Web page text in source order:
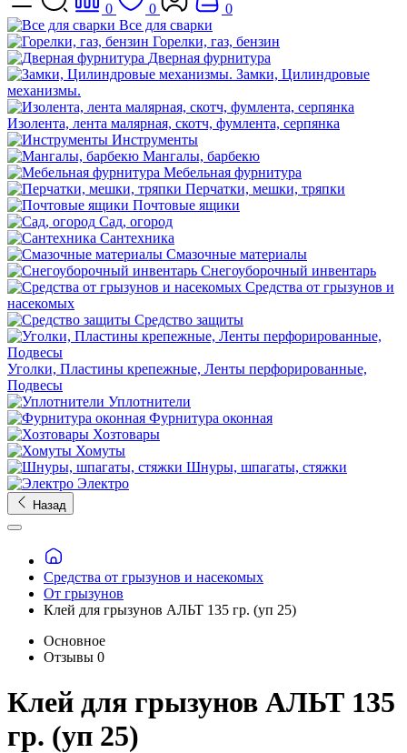
0 0
0
Все для сварки
Горелки, газ, бензин
Дверная фурнитура
Замки, Цилиндровые
механизмы.
Изолента, лента малярная, скотч, фумлента, серпянка
Инструменты
Мангалы, барбекю
Мебельная фурнитура
Перчатки, мешки, тряпки
Почтовые ящики
Сад, огород
Сантехника
Смазочные материалы
Снегоуборочный инвентарь
Средства от грызунов и
насекомых
Средство защиты
Уголки, Пластины крепежные, Ленты перфорированные,
Подвесы
Уплотнители
Фурнитура оконная
Хозтовары
Хомуты
Шнуры, шпагаты, стяжки
Электро
Назад
Средства от грызунов и насекомых
От грызунов
Клей для грызунов АЛЬТ 135 гр. (уп 25)
Основное
Отзывы 0
Клей для грызунов АЛЬТ 135
гр. (уп 25)